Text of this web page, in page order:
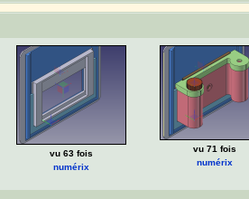
vu 63 fois
numérix
vu 71 fois
numérix